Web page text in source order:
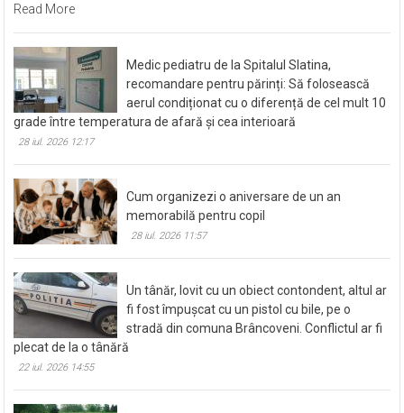
Read More
Medic pediatru de la Spitalul Slatina,
recomandare pentru părinți: Să folosească
aerul condiționat cu o diferență de cel mult 10
grade între temperatura de afară și cea interioară
28 iul. 2026 12:17
Cum organizezi o aniversare de un an
memorabilă pentru copil
28 iul. 2026 11:57
Un tânăr, lovit cu un obiect contondent, altul ar
fi fost împușcat cu un pistol cu bile, pe o
stradă din comuna Brâncoveni. Conflictul ar fi
plecat de la o tânără
22 iul. 2026 14:55